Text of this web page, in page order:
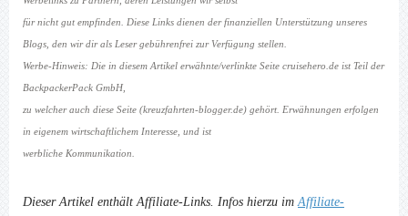
für nicht gut empfinden. Diese Links dienen der finanziellen Unterstützung unseres
Blogs, den wir dir als Leser gebührenfrei zur Verfügung stellen.
Werbe-Hinweis: Die in diesem Artikel erwähnte/verlinkte Seite cruisehero.de ist Teil der
BackpackerPack GmbH,
zu welcher auch diese Seite (kreuzfahrten-blogger.de) gehört. Erwähnungen erfolgen
in eigenem wirtschaftlichem Interesse, und ist
werbliche Kommunikation.
Dieser Artikel enthält Affiliate-Links. Infos hierzu imAffiliate-